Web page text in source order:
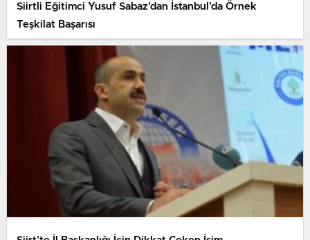
Siirtli Eğitimci Yusuf Sabaz’dan İstanbul’da Örnek
Teşkilat Başarısı